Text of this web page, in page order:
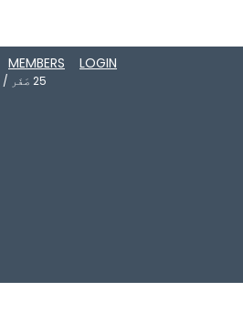
LOGIN
MEMBERS
25 صَفَر /